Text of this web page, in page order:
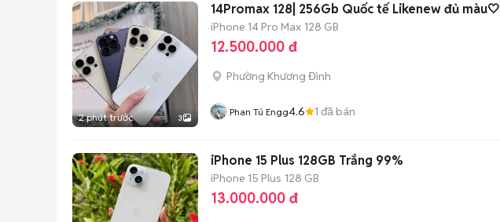
2 phút trước 3
14Promax 128| 256Gb Quốc tế Likenew đủ màu🤍
iPhone 14 Pro Max 128 GB
12.500.000 đ
Phường Khương Đình
Phan Tú Engg4.6 1 đã bán
iPhone 15 Plus 128GB Trắng 99%
iPhone 15 Plus 128 GB
13.000.000 đ